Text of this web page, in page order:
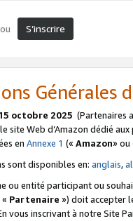
ou S’inscrire
Générales
octobre 2025 (Partenaires
site Web d’Amazon dédié
en Annexe 1 (« Amazon» ou
sont disponibles en: anglais,
ou entité participant ou
Partenaire ») doit accepter
vous inscrivant à notre Site